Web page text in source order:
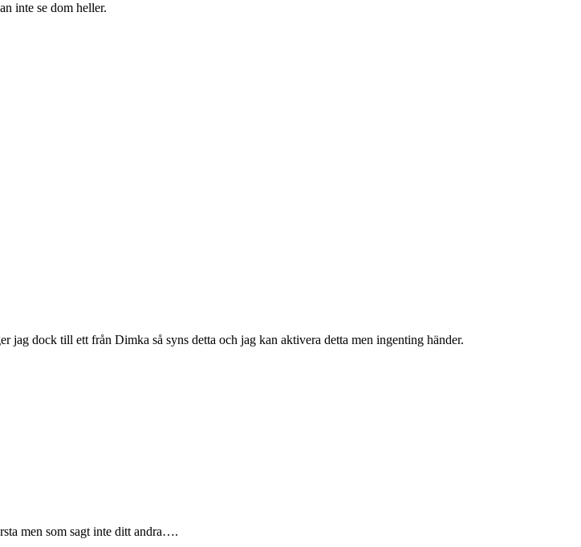
inte se dom heller.
dock till ett från Dimka så syns detta och jag kan aktivera detta men ingenting händer.
men som sagt inte ditt andra….